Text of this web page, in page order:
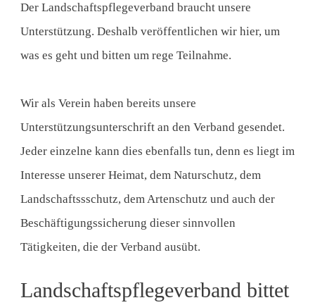
Der Landschaftspflegeverband braucht unsere
Unterstützung. Deshalb veröffentlichen wir hier, um
was es geht und bitten um rege Teilnahme.
Wir als Verein haben bereits unsere
Unterstützungsunterschrift an den Verband gesendet.
Jeder einzelne kann dies ebenfalls tun, denn es liegt im
Interesse unserer Heimat, dem Naturschutz, dem
Landschaftssschutz, dem Artenschutz und auch der
Beschäftigungssicherung dieser sinnvollen
Tätigkeiten, die der Verband ausübt.
Landschaftspflegeverband bittet